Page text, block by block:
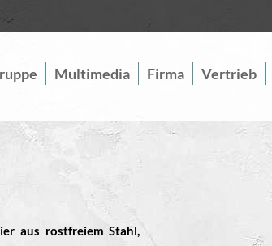
Multimedia Firma Vertrieb
aus rostfreiem Stahl,